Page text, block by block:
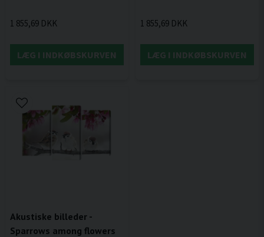
1 855,69 DKK
LÆG I INDKØBSKURVEN
1 855,69 DKK
LÆG I INDKØBSKURVEN
Akustiske billeder -
Sparrows among flowers